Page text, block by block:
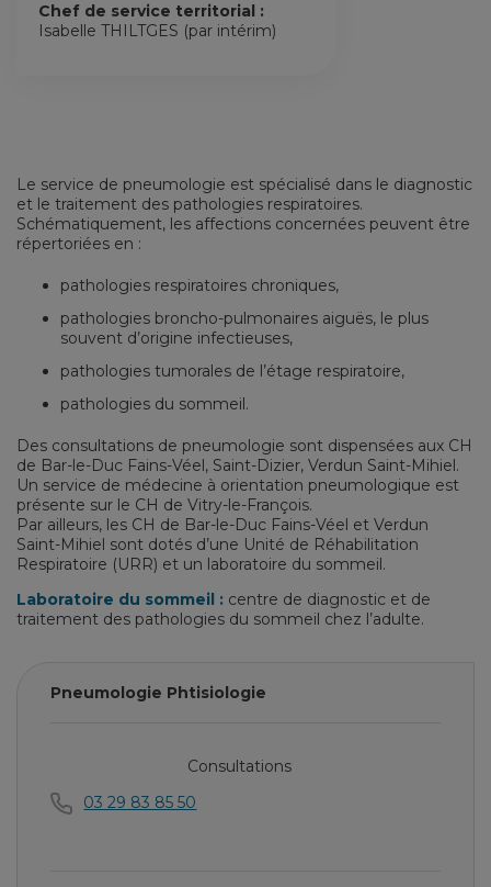
Chef de service territorial :
Isabelle THILTGES (par intérim)
Le service de pneumologie est spécialisé dans le diagnostic
et le traitement des pathologies respiratoires.
Schématiquement, les affections concernées peuvent être
répertoriées en :
pathologies respiratoires chroniques,
pathologies broncho-pulmonaires aiguës, le plus
souvent d’origine infectieuses,
pathologies tumorales de l’étage respiratoire,
pathologies du sommeil.
Des consultations de pneumologie sont dispensées aux CH
de Bar-le-Duc Fains-Véel, Saint-Dizier, Verdun Saint-Mihiel.
Un service de médecine à orientation pneumologique est
présente sur le CH de Vitry-le-François.
Par ailleurs, les CH de Bar-le-Duc Fains-Véel et Verdun
Saint-Mihiel sont dotés d’une Unité de Réhabilitation
Respiratoire (URR) et un laboratoire du sommeil.
Laboratoire du sommeil : centre de diagnostic et de
traitement des pathologies du sommeil chez l’adulte.
Pneumologie Phtisiologie
Consultations
03 29 83 85 50